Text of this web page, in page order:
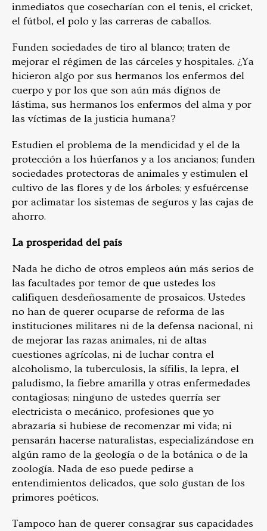
inmediatos que cosecharían con el tenis, el cricket,
el fútbol, el polo y las carreras de caballos.
Funden sociedades de tiro al blanco; traten de
mejorar el régimen de las cárceles y hospitales. ¿Ya
hicieron algo por sus hermanos los enfermos del
cuerpo y por los que son aún más dignos de
lástima, sus hermanos los enfermos del alma y por
las víctimas de la justicia humana?
Estudien el problema de la mendicidad y el de la
protección a los húerfanos y a los ancianos; funden
sociedades protectoras de animales y estimulen el
cultivo de las flores y de los árboles; y esfuércense
por aclimatar los sistemas de seguros y las cajas de
ahorro.
La prosperidad del país
Nada he dicho de otros empleos aún más serios de
las facultades por temor de que ustedes los
califiquen desdeñosamente de prosaicos. Ustedes
no han de querer ocuparse de reforma de las
instituciones militares ni de la defensa nacional, ni
de mejorar las razas animales, ni de altas
cuestiones agrícolas, ni de luchar contra el
alcoholismo, la tuberculosis, la sífilis, la lepra, el
paludismo, la fiebre amarilla y otras enfermedades
contagiosas; ninguno de ustedes querría ser
electricista o mecánico, profesiones que yo
abrazaría si hubiese de recomenzar mi vida; ni
pensarán hacerse naturalistas, especializándose en
algún ramo de la geología o de la botánica o de la
zoología. Nada de eso puede pedirse a
entendimientos delicados, que solo gustan de los
primores poéticos.
Tampoco han de querer consagrar sus capacidades